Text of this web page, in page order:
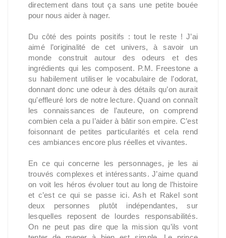
directement dans tout ça sans une petite bouée
pour nous aider à nager.
Du côté des points positifs : tout le reste ! J’ai
aimé l’originalité de cet univers, à savoir un
monde construit autour des odeurs et des
ingrédients qui les composent. P.M. Freestone a
su habilement utiliser le vocabulaire de l’odorat,
donnant donc une odeur à des détails qu’on aurait
qu'effleuré lors de notre lecture. Quand on connaît
les connaissances de l’auteure, on comprend
combien cela a pu l’aider à bâtir son empire. C’est
foisonnant de petites particularités et cela rend
ces ambiances encore plus réelles et vivantes.
En ce qui concerne les personnages, je les ai
trouvés complexes et intéressants. J’aime quand
on voit les héros évoluer tout au long de l’histoire
et c’est ce qui se passe ici. Ash et Rakel sont
deux personnes plutôt indépendantes, sur
lesquelles reposent de lourdes responsabilités.
On ne peut pas dire que la mission qu’ils vont